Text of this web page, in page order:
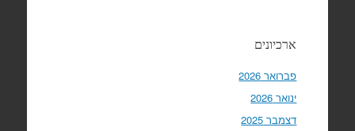
ארכיונים
פברואר 2026
ינואר 2026
דצמבר 2025